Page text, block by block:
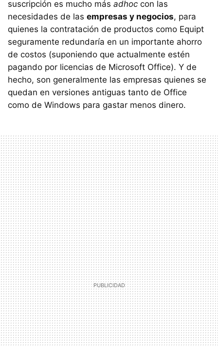
suscripción es mucho más adhoc con las
necesidades de las empresas y negocios, para
quienes la contratación de productos como Equipt
seguramente redundaría en un importante ahorro
de costos (suponiendo que actualmente estén
pagando por licencias de Microsoft Office). Y de
hecho, son generalmente las empresas quienes se
quedan en versiones antiguas tanto de Office
como de Windows para gastar menos dinero.